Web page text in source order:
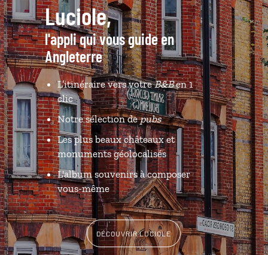
Luciole,
l'appli qui vous guide en
Angleterre
L’itinéraire vers votreB&Ben 1
clic
Notre sélection depubs
Les plus beaux châteaux et
monuments géolocalisés
L'album souvenirs à composer
vous-même
DÉCOUVRIR LUCIOLE